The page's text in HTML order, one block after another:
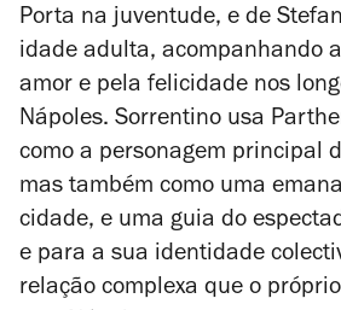
Porta na juventude, e de
idade adulta, acompanhando
amor e pela felicidade nos
Nápoles. Sorrentino usa
como a personagem principal
mas também como uma
cidade, e uma guia do
e para a sua identidade
relação complexa que o